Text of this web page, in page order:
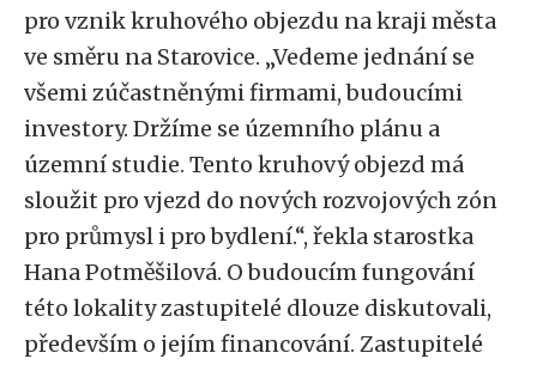
pro vznik kruhového objezdu na kraji města
ve směru na Starovice. „Vedeme jednání se
všemi zúčastněnými firmami, budoucími
investory. Držíme se územního plánu a
územní studie. Tento kruhový objezd má
sloužit pro vjezd do nových rozvojových zón
pro průmysl i pro bydlení.“, řekla starostka
Hana Potměšilová. O budoucím fungování
této lokality zastupitelé dlouze diskutovali,
především o jejím financování. Zastupitelé